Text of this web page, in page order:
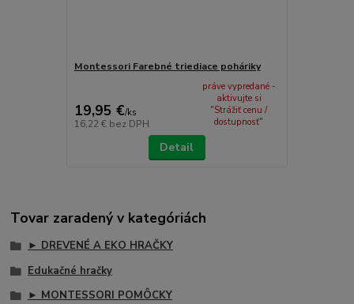
Montessori Farebné triediace poháriky
19,95 €/ks
16,22 € bez DPH
práve vypredané -
aktivujte si
"Strážiť cenu /
dostupnosť"
Detail
Tovar zaradený v kategóriách
► DREVENÉ A EKO HRAČKY
Edukačné hračky
► MONTESSORI POMÔCKY